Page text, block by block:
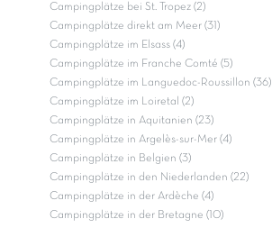
Campingplätze bei St. Tropez (2)
Campingplätze direkt am Meer (31)
Campingplätze im Elsass (4)
Campingplätze im Franche Comté (5)
Campingplätze im Languedoc-Roussillon (36)
Campingplätze im Loiretal (2)
Campingplätze in Aquitanien (23)
Campingplätze in Argelès-sur-Mer (4)
Campingplätze in Belgien (3)
Campingplätze in den Niederlanden (22)
Campingplätze in der Ardèche (4)
Campingplätze in der Bretagne (10)